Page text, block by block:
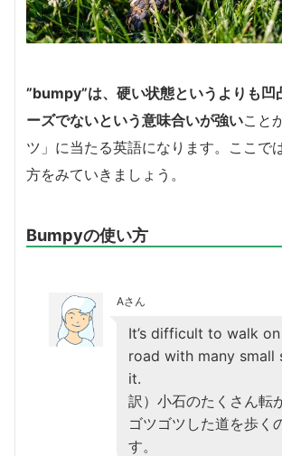
”bumpy”は、硬い状態というよりも凹
ーズでないという意味合いが強いこと
ツ」に当たる英語になります。ここで
方をみていきましょう。
Bumpyの使い方
Aさん
It’s difficult to walk
road with many small
it.
訳）小石のたくさん転
ゴツゴツした道を歩く
す。